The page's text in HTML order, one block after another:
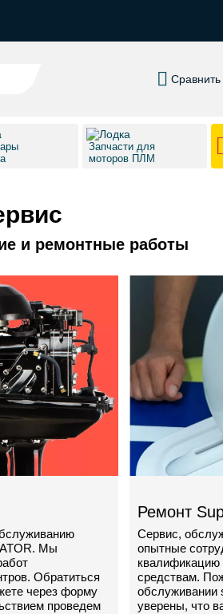
Сравнить
Запчасти для
моторов ПЛМ
и ремонтные работы
Мы
Обратиться
через форму
проведем
Ремонт
Сервис,
опытные
средствам.
обслуживании
уверены, что